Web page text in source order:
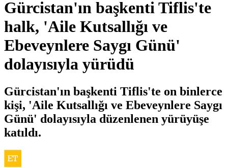
Gürcistan'ın başkenti Tiflis'te
halk, 'Aile Kutsallığı ve
Ebeveynlere Saygı Günü'
dolayısıyla yürüdü
Gürcistan'ın başkenti Tiflis'te on binlerce
kişi, 'Aile Kutsallığı ve Ebeveynlere Saygı
Günü' dolayısıyla düzenlenen yürüyüşe
katıldı.